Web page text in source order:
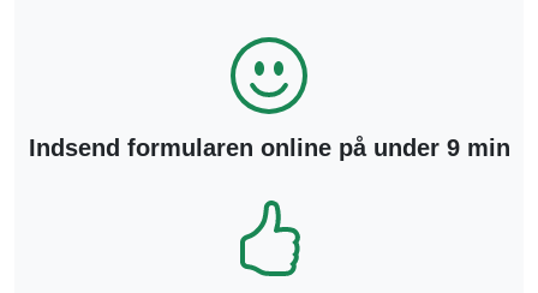
Indsend formularen online på under 9 min